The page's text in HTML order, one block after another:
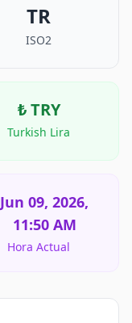
TR
ISO2
₺ TRY
Turkish Lira
Jun 09, 2026,
11:50 AM
Hora Actual